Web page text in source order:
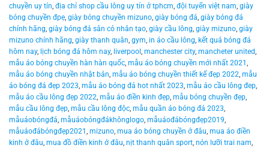
chuyền uy tín, địa chỉ shop cầu lông uy tín ở tphcm, đội tuyển việt nam, giày
bóng chuyền đpẹ, giày bóng chuyền mizuno, giày bóng đá, giày bóng đá
chính hãng, giày bóng đá sân cỏ nhân tạo, giày cầu lông, giày mizuno, giày
mizuno chính hãng, giày thanh quân, gym, in áo cầu lông, kết quả bóng đá
hôm nay, lịch bóng đá hôm nay, liverpool , manchester city, mancheter united,
mẫu áo bóng chuyền hàn hàn quốc, mẫu áo bóng chuyền mới nhất 2021 ,
mẫu áo bóng chuyền nhật bản, mẫu áo bóng chuyền thiết kế đẹp 2022, mẫu
áo bóng đá đẹp 2023, mẫu áo bóng đá hot nhất 2023, mẫu áo cầu lông đep,
mẫu áo cầu lông đẹp 2022, mẫu áo điền kinh đẹp, mẫu bóng chuyền đẹp,
mẫu cầu lông đẹp, mẫu cầu lông độc, mẫu quần áo bóng đá 2023,
mẫuáobóngđá, mẫuáobóngđákhônglogo, mẫuáođábóngđẹp2019,
mẫuáođábóngđẹp2021 , mizuno, mua áo bóng chuyền ở đâu, mua áo điền
kinh ở đâu, mua đồ điền kinh ở đâu, nịt thanh quân sport, nón lưỡi trai nam,